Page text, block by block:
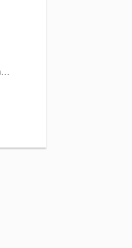
Bài 13: Luyện tập: Tính chất của nitơ, photpho và các hợp chất của chúng